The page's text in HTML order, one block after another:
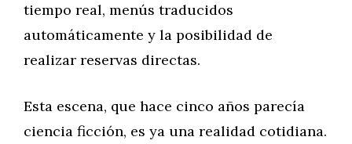
tiempo real, menús traducidos
automáticamente y la posibilidad de
realizar reservas directas.
Esta escena, que hace cinco años parecía
ciencia ficción, es ya una realidad cotidiana.